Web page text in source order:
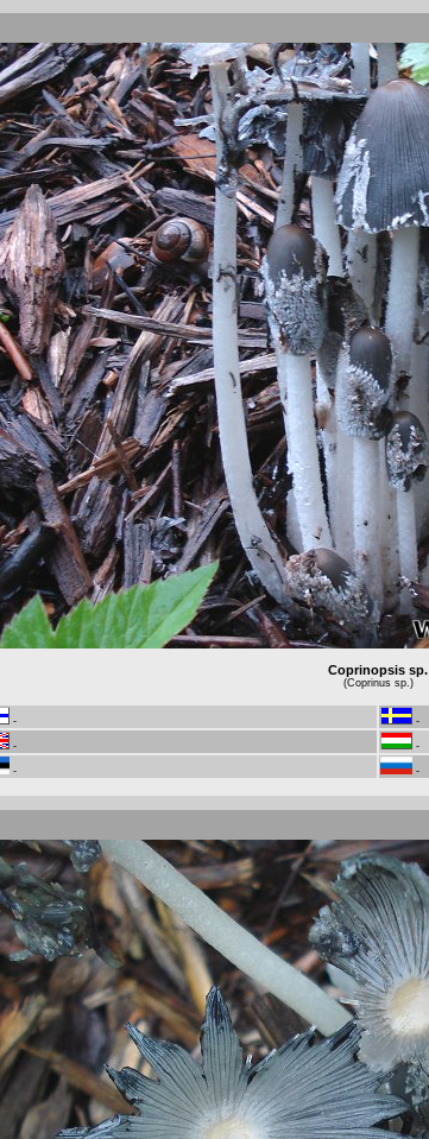
Coprinopsis sp.
(Coprinus sp.)
- -
- -
- -